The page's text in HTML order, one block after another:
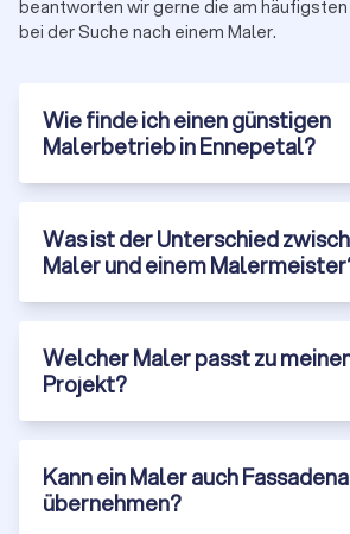
beantworten wir gerne die am
bei der Suche nach einem Maler.
Wie finde ich einen günstigen
Malerbetrieb in Ennepetal?
Was ist der Unterschied
Maler und einem
Welcher Maler passt zu
Projekt?
Kann ein Maler auch
übernehmen?